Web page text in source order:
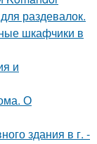
раздевалок.
шкафчики в
и
О
здания в г. -